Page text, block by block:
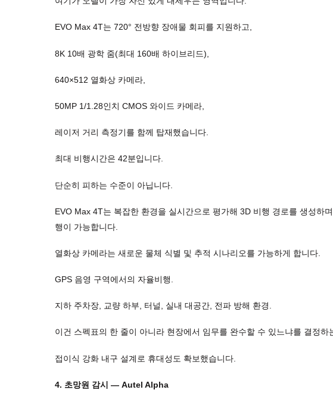
EVO Max 4T는 720° 전방향 장애물 회피를 지원하고,
8K 10배 광학 줌(최대 160배 하이브리드),
640×512 열화상 카메라,
50MP 1/1.28인치 CMOS 와이드 카메라,
레이저 거리 측정기를 함께 탑재했습니다.
최대 비행시간은 42분입니다.
단순히 피하는 수준이 아닙니다.
EVO Max 4T는 복잡한 환경을 실시간으로 평가해 3D 비행 경로를 생성하
행이 가능합니다.
열화상 카메라는 새로운 물체 식별 및 추적 시나리오를 가능하게 합니다.
GPS 음영 구역에서의 자율비행.
지하 주차장, 교량 하부, 터널, 실내 대공간, 전파 방해 환경.
이건 스펙표의 한 줄이 아니라 현장에서 임무를 완수할 수 있느냐를 결정하
접이식 강화 내구 설계로 휴대성도 확보했습니다.
4. 초망원 감시 — Autel Alpha